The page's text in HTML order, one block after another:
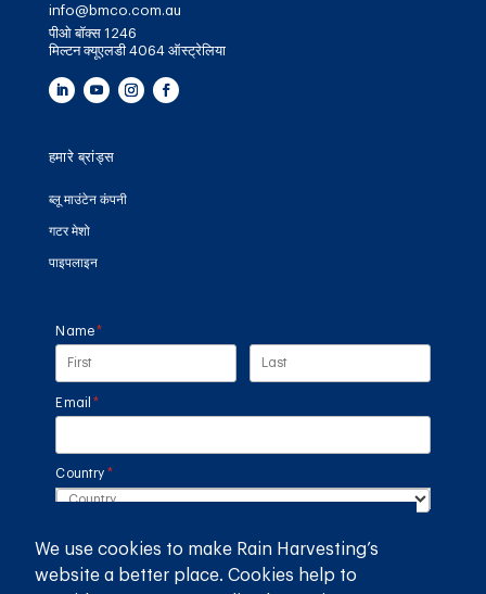
info@bmco.com.au
पीओ बॉक्स 1246
मिल्टन क्यूएलडी 4064 ऑस्ट्रेलिया
हमारे ब्रांड्स
ब्लू माउंटेन कंपनी
गटर मेशो
पाइपलाइन
Name*
(required)
Email *
(required)
Country *(required)
SUBMIT
We use cookies to make Rain Harvesting’s
website a better place. Cookies help to